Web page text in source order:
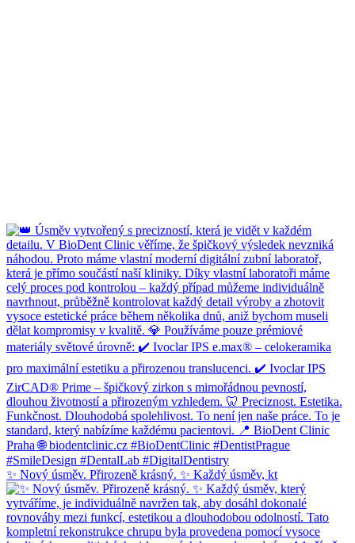
✨ Nový úsměv. Přirozeně krásný. ✨ Každý úsměv, kt